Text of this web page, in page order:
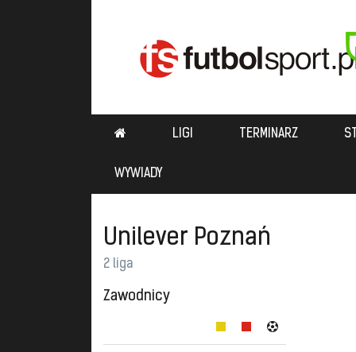
LIGI TERMINARZ
WYWIADY
Unilever Poznań
2 liga
Zawodnicy